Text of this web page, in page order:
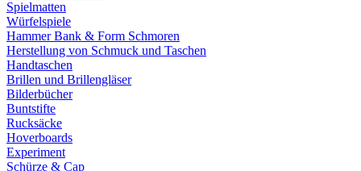
Spielmatten
Würfelspiele
Hammer Bank & Form Schmoren
Herstellung von Schmuck und Taschen
Handtaschen
Brillen und Brillengläser
Bilderbücher
Buntstifte
Rucksäcke
Hoverboards
Experiment
Schürze & Cap